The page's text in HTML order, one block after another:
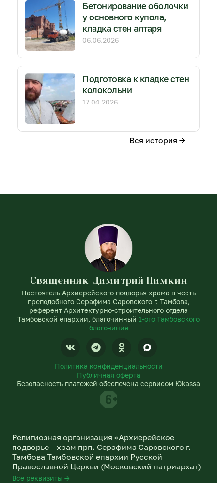
Бетонирование оболочки
у основного купола,
кладка стен алтаря
06.06.2026
Подготовка к кладке стен
колокольни
17.04.2026
Вся история →
Священник Димитрий Пимкин
Настоятель Архиерейского подворья храма в честь
преподобного Серафима Саровского г. Тамбова,
референт Архитектурно-строительного отдела
Тамбовской епархии, благочинный 1-ого Тамбовского
благочиния
V
k
T
e
e
g
m
O
d
o
k
s
i
k
i
Политика конфиденциальности
Публичная оферта
Безопасность платежей обеспечена сервисом Юkassa
Религиозная организация «Архиерейское
подворье – храм прп. Серафима Саровского г.
Тамбова Тамбовской епархии Русской
Православной Церкви (Московский патриархат)
Все реквизиты →